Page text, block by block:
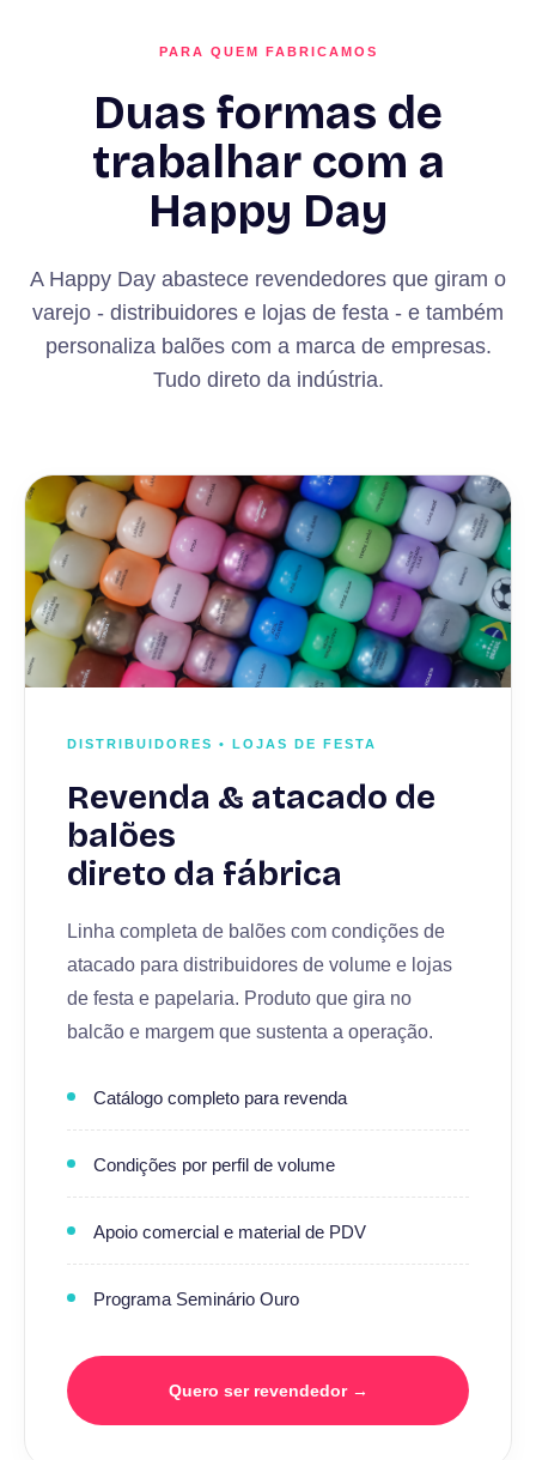
PARA QUEM FABRICAMOS
Duas formas de
trabalhar com a
Happy Day
A Happy Day abastece revendedores que giram o
varejo - distribuidores e lojas de festa - e também
personaliza balões com a marca de empresas.
Tudo direto da indústria.
DISTRIBUIDORES • LOJAS DE FESTA
Revenda & atacado de
balões
direto da fábrica
Linha completa de balões com condições de
atacado para distribuidores de volume e lojas
de festa e papelaria. Produto que gira no
balcão e margem que sustenta a operação.
Catálogo completo para revenda
Condições por perfil de volume
Apoio comercial e material de PDV
Programa Seminário Ouro
Quero ser revendedor →